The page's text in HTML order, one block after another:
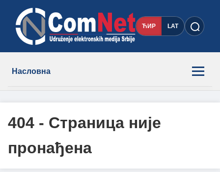
ЋИР LAT
Насловна
Новости
Чланови
404 - Страница није
пронађена